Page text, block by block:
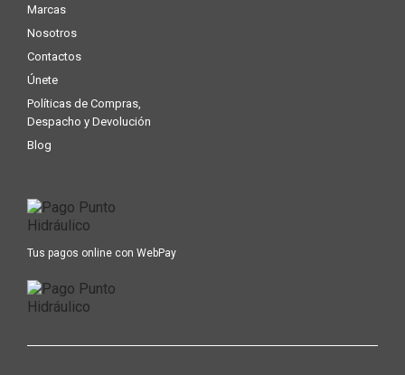
Marcas
Nosotros
Contactos
Únete
Políticas de Compras,
Despacho y Devolución
Blog
Tus pagos online con WebPay